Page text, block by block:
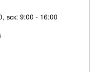
вск: 9:00 - 16:00